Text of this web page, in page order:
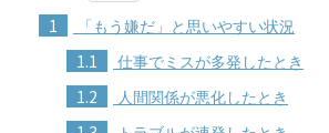
1 「もう嫌だ」と思いやすい状況
1.1 仕事でミスが多発したとき
1.2 人間関係が悪化したとき